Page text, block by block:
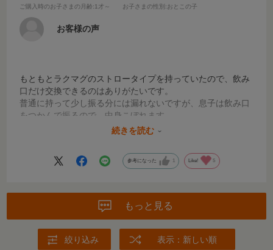
ご購入時のお子さまの月齢:1才～ お子さまの性別 :おとこの子
お客様の声
もともとラクマグのストロータイプを持っていたので、飲み
口だけ交換できるのはありがたいです。
普通に持って少し振る分には漏れないですが、息子は飲み口
をつかんで振るので、中身こぼれます。。
飲むのにはコツがいるようで、息子はまだ上手く飲めませ
続きを読む
参考になった 1 Like! 5
もっと見る
絞り込み 表示：新しい順